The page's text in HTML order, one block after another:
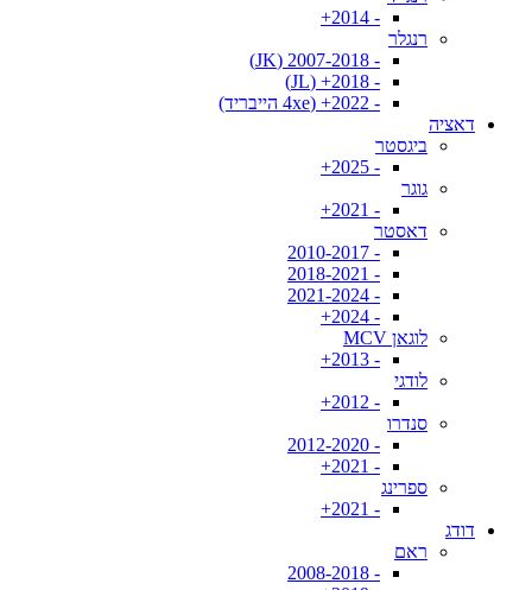
- 2014+
רנגלר
- 2007-2018 (JK)
- 2018+ (JL)
- 2022+ (4xe הייבריד)
דאציה
ביגסטר
- 2025+
גוגר
- 2021+
דאסטר
- 2010-2017
- 2018-2021
- 2021-2024
- 2024+
לוגאן MCV
- 2013+
לודגי
- 2012+
סנדרו
- 2012-2020
- 2021+
ספרינג
- 2021+
דודג
ראם
- 2008-2018